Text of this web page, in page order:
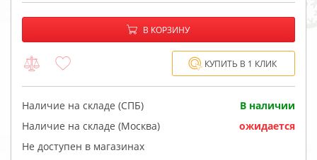
−
В КОРЗИНУ
КУПИТЬ В 1 КЛИК
Наличие на складе (СПБ)
В наличии
Наличие на складе (Москва)
ожидается
Не доступен в магазинах